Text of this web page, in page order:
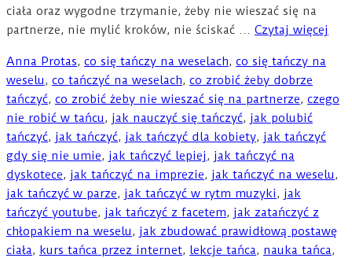
ciała oraz wygodne trzymanie, żeby nie wieszać się na
partnerze, nie mylić kroków, nie ściskać … Czytaj więcej
Anna Protas, co się tańczy na weselach, co się tańczy na
weselu, co tańczyć na weselach, co zrobić żeby dobrze
tańczyć, co zrobić żeby nie wieszać się na partnerze, czego
nie robić w tańcu, jak nauczyć się tańczyć, jak polubić
tańczyć, jak tańczyć, jak tańczyć dla kobiety, jak tańczyć
gdy się nie umie, jak tańczyć lepiej, jak tańczyć na
dyskotece, jak tańczyć na imprezie, jak tańczyć na weselu,
jak tańczyć w parze, jak tańczyć w rytm muzyki, jak
tańczyć youtube, jak tańczyć z facetem, jak zatańczyć z
chłopakiem na weselu, jak zbudować prawidłową postawę
ciała, kurs tańca przez internet, lekcje tańca, nauka tańca,